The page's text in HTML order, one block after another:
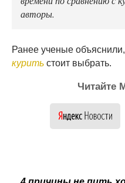
авторы.
Ранее ученые объяснили,
курить стоит выбрать.
Читайте